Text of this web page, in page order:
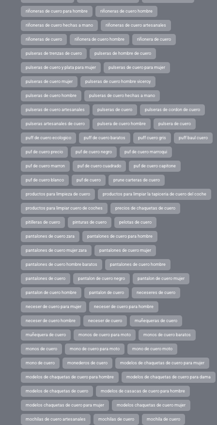
riñoneras de cuero para hombre riñoneras de cuero hombre
riñoneras de cuero hechas a mano riñoneras de cuero artesanales
riñoneras de cuero riñonera de cuero hombre riñonera de cuero
pulseras de trenzas de cuero pulseras de hombre de cuero
pulseras de cuero y plata para mujer pulseras de cuero para mujer
pulseras de cuero mujer pulseras de cuero hombre viceroy
pulseras de cuero hombre pulseras de cuero hechas a mano
pulseras de cuero artesanales pulseras de cuero pulseras de cordon de cuero
pulseras artesanales de cuero pulsera de cuero hombre pulsera de cuero
puff de cuero ecologico puff de cuero baratos puff cuero gris puff baul cuero
puf de cuero precio puf de cuero negro puf de cuero marroqui
puf de cuero marron puf de cuero cuadrado puf de cuero capitone
puf de cuero blanco puf de cuero prune carteras de cuero
productos para limpieza de cuero productos para limpiar la tapiceria de cuero del coche
productos para limpiar cuero de coches precios de chaquetas de cuero
pitilleras de cuero pinturas de cuero pelotas de cuero
pantalones de cuero zara pantalones de cuero para hombre
pantalones de cuero mujer zara pantalones de cuero mujer
pantalones de cuero hombre baratos pantalones de cuero hombre
pantalones de cuero pantalon de cuero negro pantalon de cuero mujer
pantalon de cuero hombre pantalon de cuero neceseres de cuero
neceser de cuero para mujer neceser de cuero para hombre
neceser de cuero hombre neceser de cuero muñequeras de cuero
muñequera de cuero monos de cuero para moto monos de cuero baratos
monos de cuero mono de cuero para moto mono de cuero moto
mono de cuero monederos de cuero modelos de chaquetas de cuero para mujer
modelos de chaquetas de cuero para hombre modelos de chaquetas de cuero para dama
modelos de chaquetas de cuero modelos de casacas de cuero para hombre
modelos chaquetas de cuero para mujer modelos chaquetas de cuero mujer
mochilas de cuero artesanales mochilas de cuero mochila de cuero